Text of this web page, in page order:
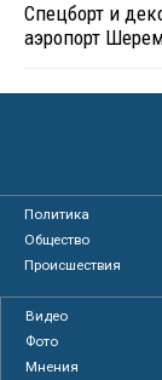
Спецборт и
аэропорт
Политика
Общество
Происшествия
Видео
Фото
Мнения